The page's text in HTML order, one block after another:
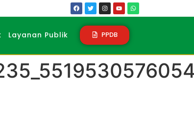
Layanan Publik PPDB